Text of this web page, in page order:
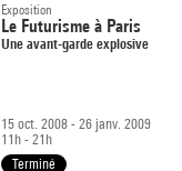
Exposition
Le Futurisme à Paris
Une avant-garde explosive
15 oct. 2008 - 26 janv. 2009
11h - 21h
Terminé